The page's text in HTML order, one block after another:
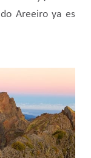
Areeiro ya es